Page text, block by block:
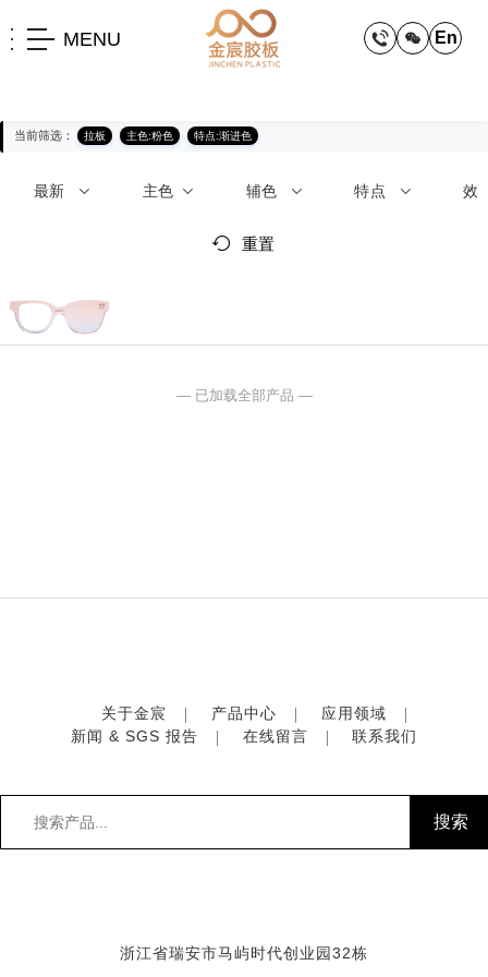
MENU En
当前筛选： 拉板 主色:粉色 特点:渐进色
最新 主色 辅色 特点 效
重置
— 已加载全部产品 —
关于金宸 产品中心
应用领域
新闻 & SGS 报告
在线留言 联系我们
浙江省瑞安市马屿时代创业园32栋